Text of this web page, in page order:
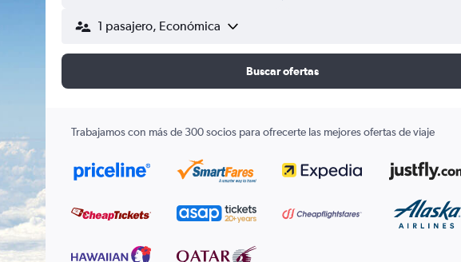
1 pasajero, Económica
Buscar ofertas
Trabajamos con más de 300 socios para ofrecerte las mejores ofertas de viaje